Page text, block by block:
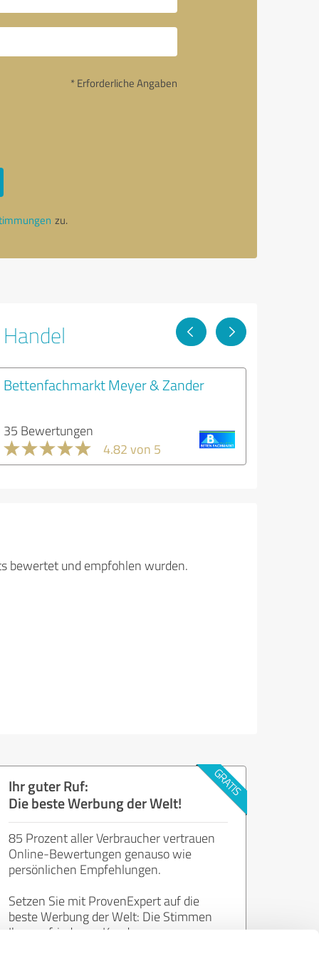
* Erforderliche Angaben
zu.
Bettenfachmarkt Meyer & Zander
35 Bewertungen
4.82 von 5
bewertet und empfohlen wurden.
Ihr guter Ruf:
Die beste Werbung der Welt!
85 Prozent aller Verbraucher vertrauen
Online-Bewertungen genauso wie
persönlichen Empfehlungen.
Setzen Sie mit ProvenExpert auf die
beste Werbung der Welt: Die Stimmen
Ihrer zufriedenen Kunden.